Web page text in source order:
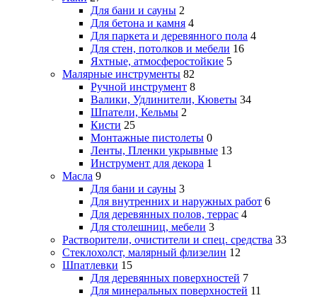
Для бани и сауны 2
Для бетона и камня 4
Для паркета и деревянного пола 4
Для стен, потолков и мебели 16
Яхтные, атмосферостойкие 5
Малярные инструменты 82
Ручной инструмент 8
Валики, Удлинители, Кюветы 34
Шпатели, Кельмы 2
Кисти 25
Монтажные пистолеты 0
Ленты, Пленки укрывные 13
Инструмент для декора 1
Масла 9
Для бани и сауны 3
Для внутренних и наружных работ 6
Для деревянных полов, террас 4
Для столешниц, мебели 3
Растворители, очистители и спец. средства 33
Стеклохолст, малярный флизелин 12
Шпатлевки 15
Для деревянных поверхностей 7
Для минеральных поверхностей 11